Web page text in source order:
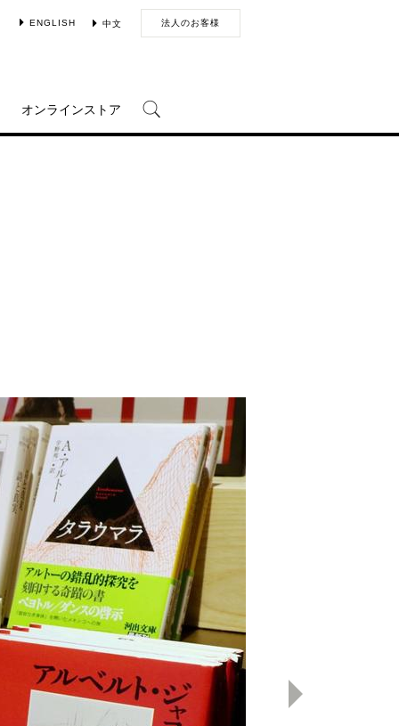
ENGLISH 中文 法人のお客様
オンラインストア